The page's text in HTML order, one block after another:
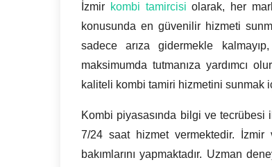
İzmir kombi tamircisiolarak, her
konusunda en güvenilir hizmeti
sadece arıza gidermekle
maksimumda tutmanıza yardımcı
kaliteli kombi tamiri hizmetini sunmak
Kombi piyasasında bilgi ve
7/24 saat hizmet vermektedir.
bakımlarını yapmaktadır. Uzman